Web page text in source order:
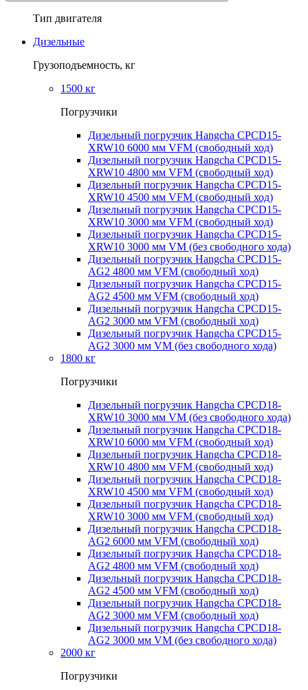
Тип двигателя
Дизельные
Грузоподъемность, кг
1500 кг
Погрузчики
Дизельный погрузчик Hangcha CPCD15-
XRW10 6000 мм VFM (свободный ход)
Дизельный погрузчик Hangcha CPCD15-
XRW10 4800 мм VFM (свободный ход)
Дизельный погрузчик Hangcha CPCD15-
XRW10 4500 мм VFM (свободный ход)
Дизельный погрузчик Hangcha CPCD15-
XRW10 3000 мм VFM (свободный ход)
Дизельный погрузчик Hangcha CPCD15-
XRW10 3000 мм VM (без свободного хода)
Дизельный погрузчик Hangcha CPCD15-
AG2 4800 мм VFM (свободный ход)
Дизельный погрузчик Hangcha CPCD15-
AG2 4500 мм VFM (свободный ход)
Дизельный погрузчик Hangcha CPCD15-
AG2 3000 мм VFM (свободный ход)
Дизельный погрузчик Hangcha CPCD15-
AG2 3000 мм VM (без свободного хода)
1800 кг
Погрузчики
Дизельный погрузчик Hangcha CPCD18-
XRW10 3000 мм VM (без свободного хода)
Дизельный погрузчик Hangcha CPCD18-
XRW10 6000 мм VFM (свободный ход)
Дизельный погрузчик Hangcha CPCD18-
XRW10 4800 мм VFM (свободный ход)
Дизельный погрузчик Hangcha CPCD18-
XRW10 4500 мм VFM (свободный ход)
Дизельный погрузчик Hangcha CPCD18-
XRW10 3000 мм VFM (свободный ход)
Дизельный погрузчик Hangcha CPCD18-
AG2 6000 мм VFM (свободный ход)
Дизельный погрузчик Hangcha CPCD18-
AG2 4800 мм VFM (свободный ход)
Дизельный погрузчик Hangcha CPCD18-
AG2 4500 мм VFM (свободный ход)
Дизельный погрузчик Hangcha CPCD18-
AG2 3000 мм VFM (свободный ход)
Дизельный погрузчик Hangcha CPCD18-
AG2 3000 мм VM (без свободного хода)
2000 кг
Погрузчики